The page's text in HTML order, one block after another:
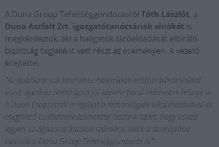
A Duna Group Tehetséggondozásról Tóth Lászlót, a
Duna Aszfalt Zrt. igazgatótanácsának elnökét is
megkérdeztük, aki a hallgatók záróelőadását elbíráló
bizottság tagjaként vett részt az eseményen. A vezető
kifejtette:
"Az építőipar sok területhez hasonlóan erőforráshiányokkal
küzd, égető problémája a jól képzett fiatal mérnökök hiánya is.
A Duna Csoportnál a legújabb technológiák alkalmazásával és
megfelelő tudásmenedzsmenttel teszünk azért, hogy vonzó
legyen az ágazat a fiatalok számára, ebbe a stratégiába
tartozik a Duna Group Tehetséggondozás is.”